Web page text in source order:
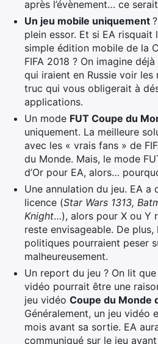
après l’évènement… ce
Un jeu mobile uniquement
plein essor. Et si EA risquait
simple édition mobile de la
FIFA 2018 ? On imagine
qui iraient en Russie voir
truc qui vous obligerait à
applications.
Un mode FUT Coupe du
uniquement. La meilleure
avec les « vrais fans » de
du Monde. Mais, le mode
d’Or pour EA, alors…
Une annulation du jeu. EA a
licence (Star Wars 1313,
Knight…), alors pour X ou Y
reste envisageable. De
politiques pourraient peser
malheureusement.
Un report du jeu ? On lit que
vidéo pourrait être une
jeu vidéo Coupe du Monde
Généralement, un jeu vidéo
mois avant sa sortie. EA
communiqué sur le jeu
Rechercher
: